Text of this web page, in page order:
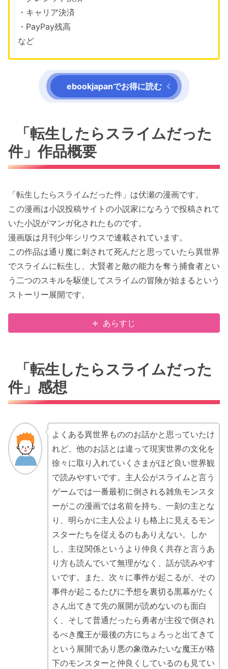
・キャリア決済
・PayPay残高
など
ebookjapanでお得に読む
「転生したらスライムだった
件」作品概要
「転生したらスライムだった件」は伏瀬の漫画です。
この漫画は小説投稿サイトの小説家になろうで投稿されて
いた小説がマンガ化されたものです。
漫画版は月刊少年シリウスで連載されています。
この作品は通り魔に刺されて死んだと思っていたら異世界
でスライムに転生し、大賢者と敵の能力を奪う捕食者とい
う二つのスキルを駆使してスライムの冒険が始まるという
ストーリー展開です。
あらすじ
「転生したらスライムだった
件」感想
よくある異世界もののお話かと思っていたけ
れど、他のお話とは違って現実世界の文化を
徐々に取り入れていくさまがほど良い世界観
で読みやすいです。主人公がスライムと言う
ゲームでは一番最初に倒される雑魚モンスタ
ーがこの漫画では名前を持ち、一刻の主とな
り、明らかに主人公よりも格上に見えるモン
スターたちを従えるのもありえない。しか
し、主従関係というより仲良く共存と言うあ
り方も読んでいて無理がなく、話が読みやす
いです。また、次々に事件が起こるが、その
事件が起こるたびに予想を裏切る黒幕がたく
さん出てきて先の展開が読めないのも面白
く、そして普通だったら勇者が主役で倒され
るべき魔王が最後の方にちょろっと出てきて
という展開であり悪の象徴みたいな魔王が格
下のモンスターと仲良くしているのも見てい